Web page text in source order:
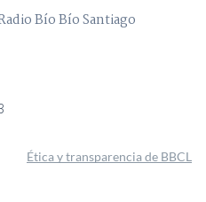
Bío Bío Santiago
Ética y transparencia de BBCL